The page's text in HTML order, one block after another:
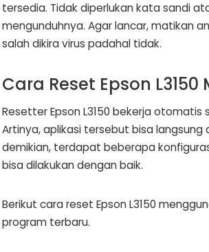
tersedia. Tidak diperlukan kata sandi
mengunduhnya. Agar lancar, matikan
salah dikira virus padahal tidak.
Cara Reset Epson
Resetter Epson L3150 bekerja
Artinya, aplikasi tersebut bisa
demikian, terdapat beberapa
bisa dilakukan dengan baik.
Berikut cara reset Epson L3150
program terbaru.